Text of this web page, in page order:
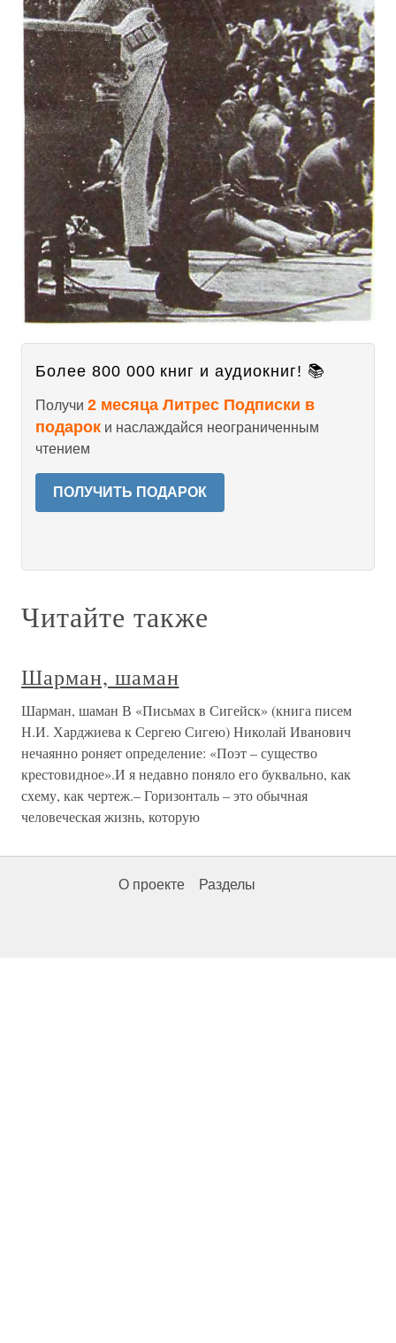
Более 800 000 книг и аудиокниг! 📚
Получи 2 месяца Литрес Подписки в
подарок и наслаждайся неограниченным
чтением
ПОЛУЧИТЬ ПОДАРОК
Читайте также
Шарман, шаман
Шарман, шаман В «Письмах в Сигейск» (книга писем
Н.И. Харджиева к Сергею Сигею) Николай Иванович
нечаянно роняет определение: «Поэт – существо
крестовидное».И я недавно поняло его буквально, как
схему, как чертеж.– Горизонталь – это обычная
человеческая жизнь, которую
О проекте Разделы